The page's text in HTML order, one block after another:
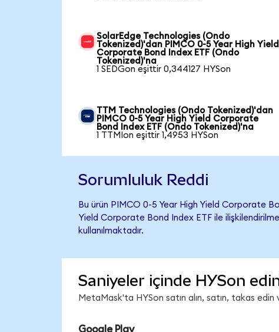
SolarEdge Technologies (Ondo
Tokenized)'dan PIMCO 0-5 Year High Yield
Corporate Bond Index ETF (Ondo
Tokenized)'na
1 SEDGon eşittir 0,344127 HYSon
TTM Technologies (Ondo Tokenized)'dan
PIMCO 0-5 Year High Yield Corporate
Bond Index ETF (Ondo Tokenized)'na
1 TTMIon eşittir 1,4953 HYSon
Sorumluluk Reddi
Bu ürün PIMCO 0-5 Year High Yield Corporate
Yield Corporate Bond Index ETF ile
kullanılmaktadır.
Saniyeler içinde HYSon
MetaMask'ta HYSon satın alın, satın, takas
Google Play